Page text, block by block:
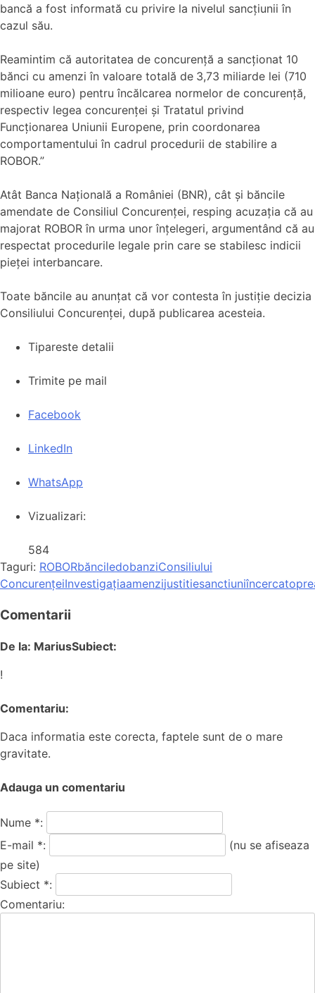
bancă a fost informată cu privire la nivelul sancțiunii în
cazul său.
Reamintim că autoritatea de concurență a sancționat 10
bănci cu amenzi în valoare totală de 3,73 miliarde lei (710
milioane euro) pentru încălcarea normelor de concurență,
respectiv legea concurenței și Tratatul privind
Funcționarea Uniunii Europene, prin coordonarea
comportamentului în cadrul procedurii de stabilire a
ROBOR.”
Atât Banca Națională a României (BNR), cât și băncile
amendate de Consiliul Concurenței, resping acuzația că au
majorat ROBOR în urma unor înțelegeri, argumentând că au
respectat procedurile legale prin care se stabilesc indicii
pieței interbancare.
Toate băncile au anunțat că vor contesta în justiție decizia
Consiliului Concurenței, după publicarea acesteia.
Tipareste detalii
Trimite pe mail
Facebook
LinkedIn
WhatsApp
Vizualizari:
584
Taguri: ROBORbănciledobanziConsiliului
ConcurențeiInvestigațiaamenzijustitiesanctiuniîncercat
Comentarii
De la: MariusSubiect:
!
Comentariu:
Daca informatia este corecta, faptele sunt de o mare
gravitate.
Adauga un comentariu
Nume *:
E-mail *:
(nu se afiseaza
pe site)
Subiect *:
Comentariu: